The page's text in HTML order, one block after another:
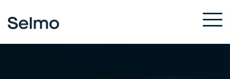
to
the
main